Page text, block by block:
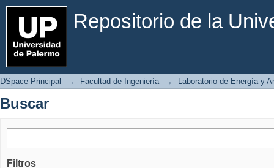
Repositorio de la
Buscar
DSpace Principal → Facultad de Ingeniería → Laboratorio de Energía y
Buscar
Filtros